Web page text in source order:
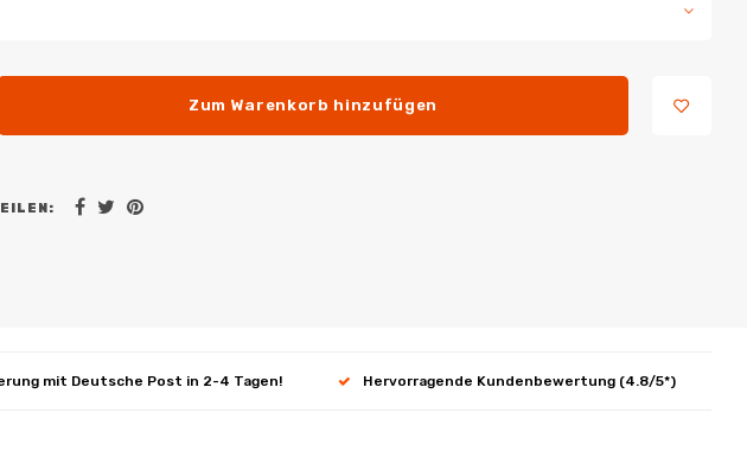
Zum Warenkorb hinzufügen
mit Deutsche Post in 2-4 Tagen! Hervorragende Kundenbewertung (4.8/5*)